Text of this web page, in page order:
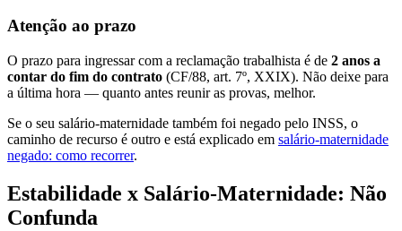
Atenção ao prazo
O prazo para ingressar com a reclamação trabalhista é de 2 anos a
contar do fim do contrato (CF/88, art. 7º, XXIX). Não deixe para
a última hora — quanto antes reunir as provas, melhor.
Se o seu salário-maternidade também foi negado pelo INSS, o
caminho de recurso é outro e está explicado em salário-maternidade
negado: como recorrer.
Estabilidade x Salário-Maternidade: Não
Confunda